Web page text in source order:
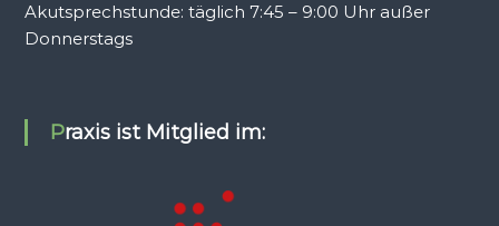
Akutsprechstunde: täglich 7:45 – 9:00 Uhr außer
Donnerstags
Praxis ist Mitglied im: